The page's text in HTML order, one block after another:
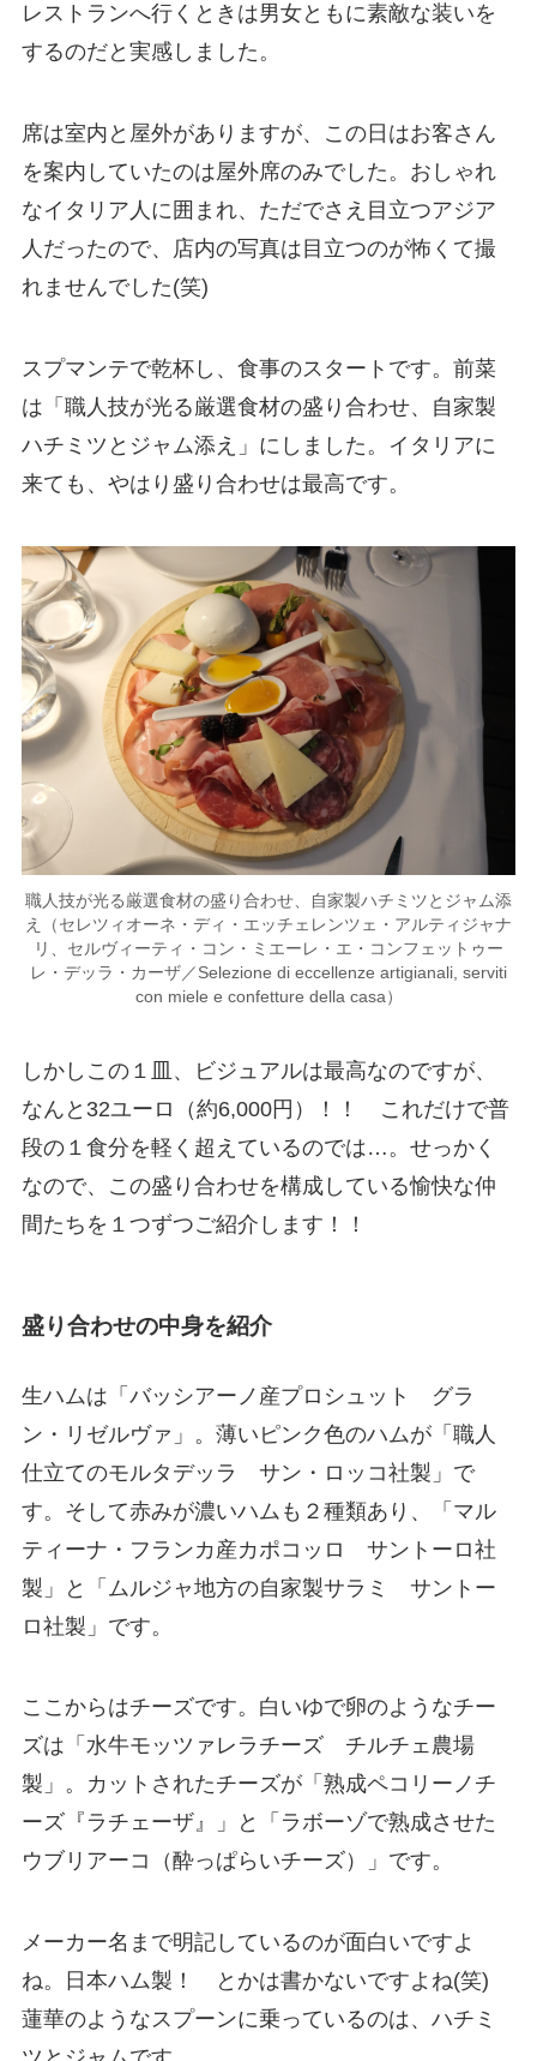
レストランへ行くときは男女ともに素敵な装いを
するのだと実感しました。
席は室内と屋外がありますが、この日はお客さん
を案内していたのは屋外席のみでした。おしゃれ
なイタリア人に囲まれ、ただでさえ目立つアジア
人だったので、店内の写真は目立つのが怖くて撮
れませんでした(笑)
スプマンテで乾杯し、食事のスタートです。前菜
は「職人技が光る厳選食材の盛り合わせ、自家製
ハチミツとジャム添え」にしました。イタリアに
来ても、やはり盛り合わせは最高です。
職人技が光る厳選食材の盛り合わせ、自家製ハチミツとジャム添
え（セレツィオーネ・ディ・エッチェレンツェ・アルティジャナ
リ、セルヴィーティ・コン・ミエーレ・エ・コンフェットゥー
レ・デッラ・カーザ／Selezione di eccellenze artigianali, serviti
con miele e confetture della casa）
しかしこの１皿、ビジュアルは最高なのですが、
なんと32ユーロ（約6,000円）！！ これだけで普
段の１食分を軽く超えているのでは…。せっかく
なので、この盛り合わせを構成している愉快な仲
間たちを１つずつご紹介します！！
盛り合わせの中身を紹介
生ハムは「バッシアーノ産プロシュット グラ
ン・リゼルヴァ」。薄いピンク色のハムが「職人
仕立てのモルタデッラ サン・ロッコ社製」で
す。そして赤みが濃いハムも２種類あり、「マル
ティーナ・フランカ産カポコッロ サントーロ社
製」と「ムルジャ地方の自家製サラミ サントー
ロ社製」です。
ここからはチーズです。白いゆで卵のようなチー
ズは「水牛モッツァレラチーズ チルチェ農場
製」。カットされたチーズが「熟成ペコリーノチ
ーズ『ラチェーザ』」と「ラボーゾで熟成させた
ウブリアーコ（酔っぱらいチーズ）」です。
メーカー名まで明記しているのが面白いですよ
ね。日本ハム製！ とかは書かないですよね(笑)
蓮華のようなスプーンに乗っているのは、ハチミ